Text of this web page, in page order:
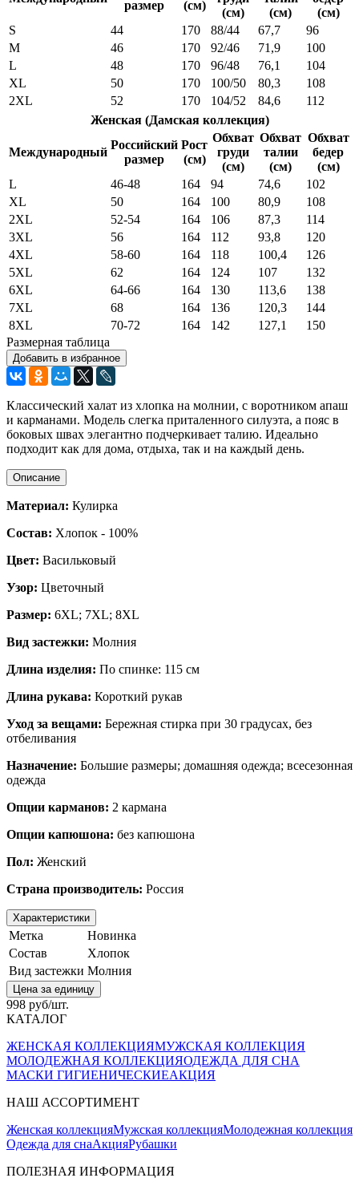
размер
(см)
(см)
(см)
(см)
S
44 170 88/44 67,7
96
M
46 170 92/46 71,9
100
L
48 170 96/48 76,1
104
XL
50 170 100/50 80,3
108
2XL
52 170 104/52 84,6
112
Женская (Дамская коллекция)
Международный
Российский
размер
Рост
(см)
Обхват
груди
(см)
Обхват
талии
(см)
Обхват
бедер
(см)
L
46-48 164 94 74,6
102
XL
50 164 100 80,9
108
2XL
52-54 164 106 87,3
114
3XL
56 164 112 93,8
120
4XL
58-60 164 118 100,4
126
5XL
62 164 124 107
132
6XL
64-66 164 130 113,6
138
7XL
68 164 136 120,3
144
8XL
70-72 164 142 127,1
150
Размерная таблица
Добавить в избранное
Классический халат из хлопка на молнии, с воротником апаш
и карманами. Модель слегка приталенного силуэта, а пояс в
боковых швах элегантно подчеркивает талию. Идеально
подходит как для дома, отдыха, так и на каждый день.
Описание
Материал: Кулирка
Состав: Хлопок - 100%
Цвет: Васильковый
Узор: Цветочный
Размер: 6XL; 7XL; 8XL
Вид застежки: Молния
Длина изделия: По спинке: 115 см
Длина рукава: Короткий рукав
Уход за вещами: Бережная стирка при 30 градусах, без
отбеливания
Назначение: Большие размеры; домашняя одежда; всесезонная
одежда
Опции карманов: 2 кармана
Опции капюшона: без капюшона
Пол: Женский
Страна производитель: Россия
Характеристики
Метка
Новинка
Состав
Хлопок
Вид застежки Молния
Цена за единицу
998 руб/шт.
КАТАЛОГ
ЖЕНСКАЯ КОЛЛЕКЦИЯМУЖСКАЯ КОЛЛЕКЦИЯ
МОЛОДЕЖНАЯ КОЛЛЕКЦИЯОДЕЖДА ДЛЯ СНА
МАСКИ ГИГИЕНИЧЕСКИЕАКЦИЯ
НАШ АССОРТИМЕНТ
Женская коллекцияМужская коллекцияМолодежная коллекция
Одежда для снаАкцияРубашки
ПОЛЕЗНАЯ ИНФОРМАЦИЯ